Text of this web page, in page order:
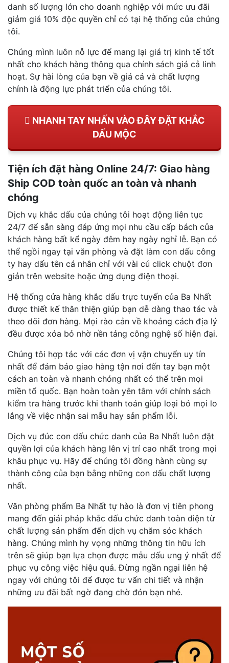
danh số lượng lớn cho doanh nghiệp với mức ưu đãi
giảm giá 10% độc quyền chỉ có tại hệ thống của chúng
tôi.
Chúng mình luôn nỗ lực để mang lại giá trị kinh tế tốt
nhất cho khách hàng thông qua chính sách giá cả linh
hoạt. Sự hài lòng của bạn về giá cả và chất lượng
chính là động lực phát triển của chúng tôi.
NHANH TAY NHẤN VÀO ĐÂY ĐẶT KHẮC
DẤU MỘC
Tiện ích đặt hàng Online 24/7: Giao hàng
Ship COD toàn quốc an toàn và nhanh
chóng
Dịch vụ khắc dấu của chúng tôi hoạt động liên tục
24/7 để sẵn sàng đáp ứng mọi nhu cầu cấp bách của
khách hàng bất kể ngày đêm hay ngày nghỉ lễ. Bạn có
thể ngồi ngay tại văn phòng và đặt làm con dấu công
ty hay dấu tên cá nhân chỉ với vài cú click chuột đơn
giản trên website hoặc ứng dụng điện thoại.
Hệ thống cửa hàng khắc dấu trực tuyến của Ba Nhất
được thiết kế thân thiện giúp bạn dễ dàng thao tác và
theo dõi đơn hàng. Mọi rào cản về khoảng cách địa lý
đều được xóa bỏ nhờ nền tảng công nghệ số hiện đại.
Chúng tôi hợp tác với các đơn vị vận chuyển uy tín
nhất để đảm bảo giao hàng tận nơi đến tay bạn một
cách an toàn và nhanh chóng nhất có thể trên mọi
miền tổ quốc. Bạn hoàn toàn yên tâm với chính sách
kiểm tra hàng trước khi thanh toán giúp loại bỏ mọi lo
lắng về việc nhận sai mẫu hay sản phẩm lỗi.
Dịch vụ đúc con dấu chức danh của Ba Nhất luôn đặt
quyền lợi của khách hàng lên vị trí cao nhất trong mọi
khâu phục vụ. Hãy để chúng tôi đồng hành cùng sự
thành công của bạn bằng những con dấu chất lượng
nhất.
Văn phòng phẩm Ba Nhất tự hào là đơn vị tiên phong
mang đến giải pháp khắc dấu chức danh toàn diện từ
chất lượng sản phẩm đến dịch vụ chăm sóc khách
hàng. Chúng mình hy vọng những thông tin hữu ích
trên sẽ giúp bạn lựa chọn được mẫu dấu ưng ý nhất để
phục vụ công việc hiệu quả. Đừng ngần ngại liên hệ
ngay với chúng tôi để được tư vấn chi tiết và nhận
những ưu đãi bất ngờ đang chờ đón bạn nhé.